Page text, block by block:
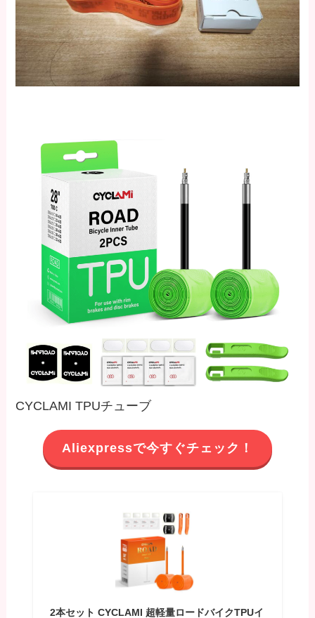
CYCLAMI TPUチューブ
Aliexpressで今すぐチェック！
2本セット CYCLAMI 超軽量ロードバイクTPUイ